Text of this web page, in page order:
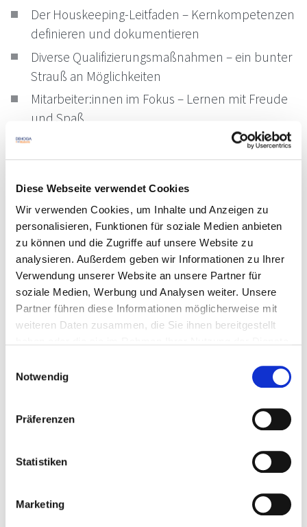
Diese Webseite verwendet Cookies
Wir verwenden Cookies, um Inhalte und Anzeigen zu
personalisieren, Funktionen für soziale Medien anbieten
zu können und die Zugriffe auf unsere Website zu
analysieren. Außerdem geben wir Informationen zu Ihrer
Verwendung unserer Website an unsere Partner für
soziale Medien, Werbung und Analysen weiter. Unsere
Partner führen diese Informationen möglicherweise mit
weiteren Daten zusammen, die Sie ihnen bereitgestellt
Cookies, wenn Sie unsere Webseite weiterhin nutzen.
Notwendig
Präferenzen
Statistiken
Marketing
Der Houskeeping-Leitfaden – Kernkompetenzen
definieren und dokumentieren
Diverse Qualifizierungsmaßnahmen – ein bunter
Strauß an Möglichkeiten
Mitarbeiter:innen im Fokus – Lernen mit Freude
und Spaß
Die Umsetzung im Arbeitsalltag – Zeit- und
Ressourcenplanung
Sonstige Informationen
Dieser Kurs findet jeweils von 09:00 - 17:00 Uhr statt.
Referenten
Julia Volland
DA-0000171, Freie Plätze, Bad Überkingen
zzgl. MwSt.
In den Warenkorb